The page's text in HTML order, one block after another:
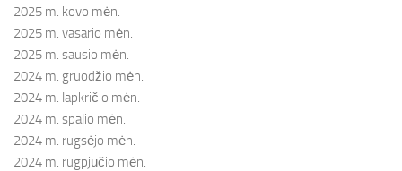
2025 m. kovo mėn.
2025 m. vasario mėn.
2025 m. sausio mėn.
2024 m. gruodžio mėn.
2024 m. lapkričio mėn.
2024 m. spalio mėn.
2024 m. rugsėjo mėn.
2024 m. rugpjūčio mėn.